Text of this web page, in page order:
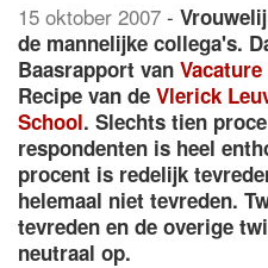
15 oktober 2007 -
de mannelijke collega's.
Baasrapport van Vacature
Recipe van de Vlerick
School. Slechts tien
respondenten is heel
procent is redelijk
helemaal niet tevreden.
tevreden en de overige
neutraal op.